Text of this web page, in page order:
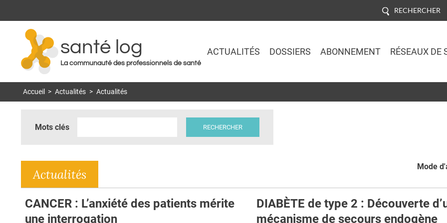
RECHERCHER
santé log
La communauté des professionnels de santé
ACTUALITÉS DOSSIERS ABONNEMENT RÉSEAUX DE
Accueil > Actualités > Actualités
Mots clés
Mode
Actualités
CANCER : L’anxiété des patients mérite
une interrogation
DIABÈTE de type 2 : Découverte
mécanisme de secours endogène